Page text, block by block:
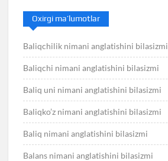
Oxirgi ma’lumotlar
Baliqchilik nimani anglatishini bilasizmi
Baliqchi nimani anglatishini bilasizmi
Baliq uni nimani anglatishini bilasizmi
Baliqko’z nimani anglatishini bilasizmi
Baliq nimani anglatishini bilasizmi
Balans nimani anglatishini bilasizmi